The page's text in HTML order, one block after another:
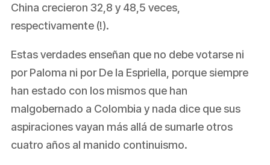
China crecieron 32,8 y 48,5 veces,
respectivamente (!).
Estas verdades enseñan que no debe votarse ni
por Paloma ni por De la Espriella, porque siempre
han estado con los mismos que han
malgobernado a Colombia y nada dice que sus
aspiraciones vayan más allá de sumarle otros
cuatro años al manido continuismo.